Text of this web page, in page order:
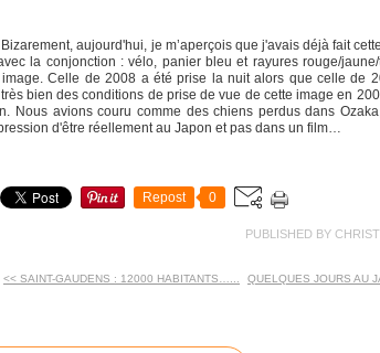
aujourd'hui, je m’aperçois que j'avais déjà fait
la conjonction : vélo, panier bleu et rayures rouge/
Celle de 2008 a été prise la nuit alors que celle de
bien des conditions de prise de vue de cette image en
Nous avions couru comme des chiens perdus dans
d'être réellement au Japon et pas dans un film…
Repost 0
PUBLISHED BY
<< SAINT-GAUDENS : 12000 HABITANTS…... QUELQUES JOURS AU